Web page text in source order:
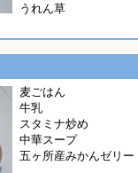
うれん草
麦ごは
牛乳
スタミナ炒め
中華スープ
五ヶ所産みかんゼリー